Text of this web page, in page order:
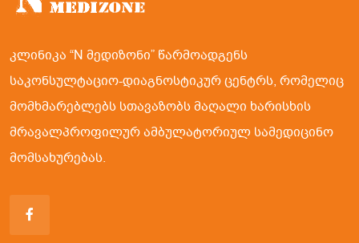
კლინიკა “N მედიზონი” წარმოადგენს
საკონსულტაციო-დიაგნოსტიკურ ცენტრს, რომელიც
მომხმარებლებს სთავაზობს მაღალი ხარისხის
მრავალპროფილურ ამბულატორიულ სამედიცინო
მომსახურებას.